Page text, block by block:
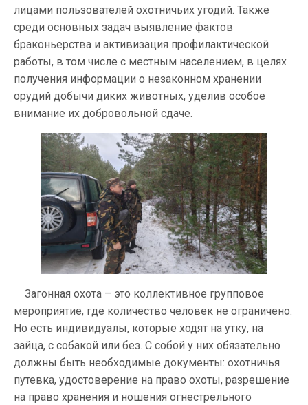
лицами пользователей охотничьих угодий. Также
среди основных задач выявление фактов
браконьерства и активизация профилактической
работы, в том числе с местным населением, в целях
получения информации о незаконном хранении
орудий добычи диких животных, уделив особое
внимание их добровольной сдаче.
Загонная охота – это коллективное групповое
мероприятие, где количество человек не ограничено.
Но есть индивидуалы, которые ходят на утку, на
зайца, с собакой или без. С собой у них обязательно
должны быть необходимые документы: охотничья
путевка, удостоверение на право охоты, разрешение
на право хранения и ношения огнестрельного